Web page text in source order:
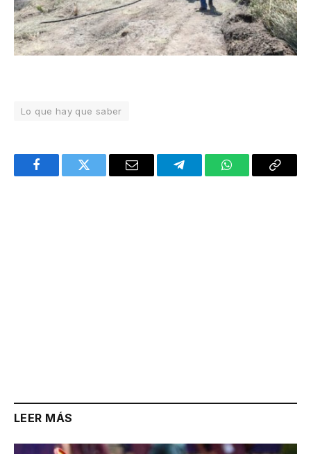
Lo que hay que saber
FacebookTwitter Email TelegramWhatsAppCopy
LEER MÁS